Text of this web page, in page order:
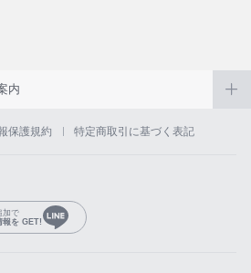
内
保護規約 特定商取引に基づく表記
加で
報を GET!